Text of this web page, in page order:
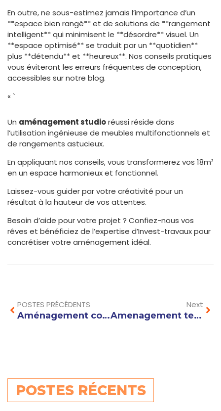
En outre, ne sous-estimez jamais l’importance d’un
**espace bien rangé** et de solutions de **rangement
intelligent** qui minimisent le **désordre** visuel. Un
**espace optimisé** se traduit par un **quotidien**
plus **détendu** et **heureux**. Nos conseils pratiques
vous éviteront les erreurs fréquentes de conception,
accessibles sur notre blog.
« `
Un aménagement studioréussi réside dans
l’utilisation ingénieuse de meubles multifonctionnels et
de rangements astucieux.
En appliquant nos conseils, vous transformerez vos 18m²
en un espace harmonieux et fonctionnel.
Laissez-vous guider par votre créativité pour un
résultat à la hauteur de vos attentes.
Besoin d’aide pour votre projet ? Confiez-nous vos
rêves et bénéficiez de l’expertise d’Invest-travaux pour
concrétiser votre aménagement idéal.
POSTES PRÉCÉDENTS
Aménagement combles : comment optimiser l’isolation thermique pour un confort maximal ?
Next
Amenagement terrain en pente : astuces et idées pour créer un espace extérieur fonctionnel et esthétique
POSTES RÉCENTS